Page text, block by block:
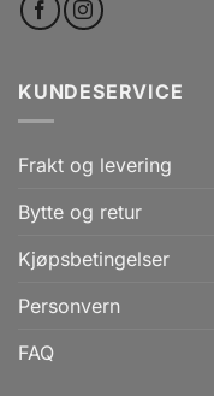
KUNDESERVICE
Frakt og levering
Bytte og retur
Kjøpsbetingelser
Personvern
FAQ